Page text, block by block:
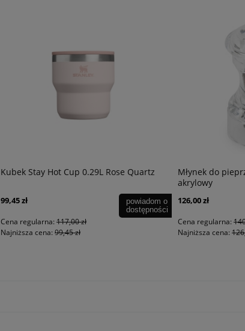
Kubek Stay Hot Cup 0.29L Rose Quartz
99,45 zł
Cena regularna: 117,00 zł
Najniższa cena: 99,45 zł
powiadom o
dostępności
Młynek do
akrylowy
126,00 zł
Cena regularna:
Najniższa cena: